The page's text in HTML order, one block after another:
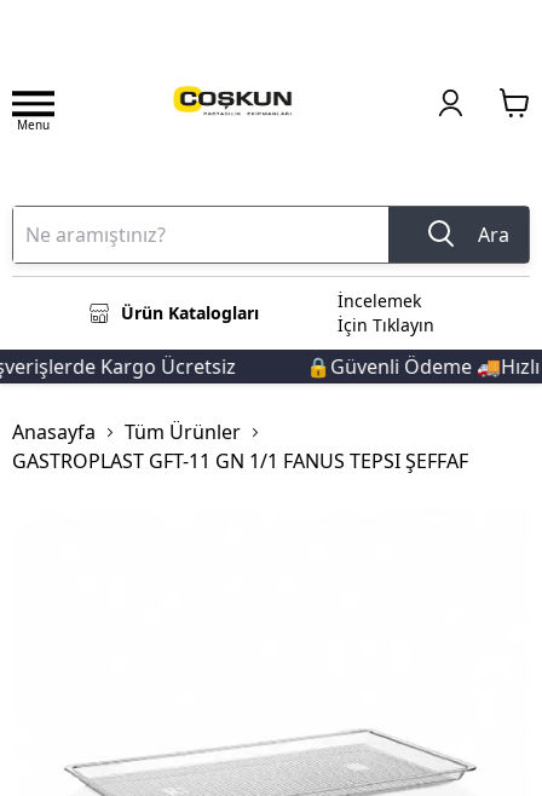
Menu
Ara
Ürün Katalogları
İncelemek
İçin Tıklayın
Kargo Ücretsiz 🔒Güvenli Ödeme
Anasayfa
Tüm Ürünler
GASTROPLAST GFT-11 GN 1/1 FANUS TEPSI ŞEFFAF